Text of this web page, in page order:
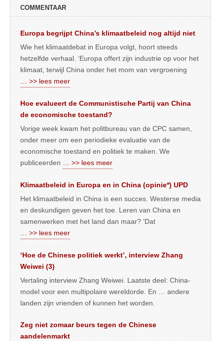
COMMENTAAR
Europa begrijpt China’s klimaatbeleid nog altijd niet
Wie het klimaatdebat in Europa volgt, hoort steeds
hetzelfde verhaal. ‘Europa offert zijn industrie op voor het
klimaat, terwijl China onder het mom van vergroening
… >> lees meer
Hoe evalueert de Communistische Partij van China
de economische toestand?
Vorige week kwam het politbureau van de CPC samen,
onder meer om een periodieke evaluatie van de
economische toestand en politiek te maken. We
publiceerden
… >> lees meer
Klimaatbeleid in Europa en in China (opinie*) UPD
Het klimaatbeleid in China is een succes. Westerse media
en deskundigen geven het toe. Leren van China en
samenwerken met het land dan maar? ‘Dat
… >> lees meer
‘Hoe de Chinese politiek werkt’, interview Zhang
Weiwei (3)
Vertaling interview Zhang Weiwei. Laatste deel: China-
model voor een multipolaire wereldorde. En … andere
landen zijn vrienden of kunnen het worden.
Zeg niet zomaar beurs tegen de Chinese
aandelenmarkt